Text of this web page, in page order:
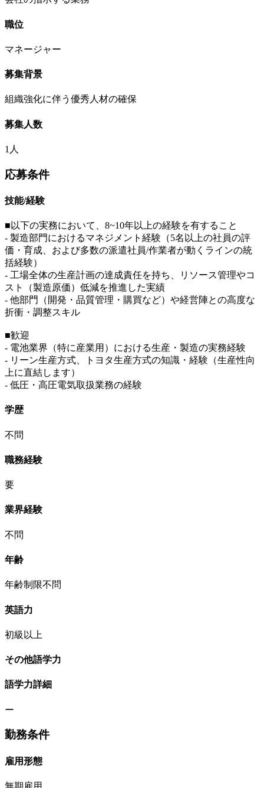
職位
マネージャー
募集背景
組織強化に伴う優秀人材の確保
募集人数
1人
応募条件
技能/経験
■以下の実務において、8~10年以上の経験を有すること
- 製造部門におけるマネジメント経験（5名以上の社員の評
価・育成、および多数の派遣社員/作業者が動くラインの統
括経験）
- 工場全体の生産計画の達成責任を持ち、リソース管理やコ
スト（製造原価）低減を推進した実績
- 他部門（開発・品質管理・購買など）や経営陣との高度な
折衝・調整スキル
■歓迎
- 電池業界（特に産業用）における生産・製造の実務経験
- リーン生産方式、トヨタ生産方式の知識・経験（生産性向
上に直結します）
- 低圧・高圧電気取扱業務の経験
学歴
不問
職務経験
要
業界経験
不問
年齢
年齢制限不問
英語力
初級以上
その他語学力
語学力詳細
ー
勤務条件
雇用形態
無期雇用